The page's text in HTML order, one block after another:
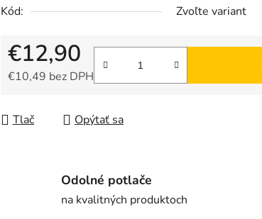
Kód:
Zvoľte variant
€12,90
€10,49 bez DPH
Tlač Opýtať sa
Odolné potlače
na kvalitných produktoch